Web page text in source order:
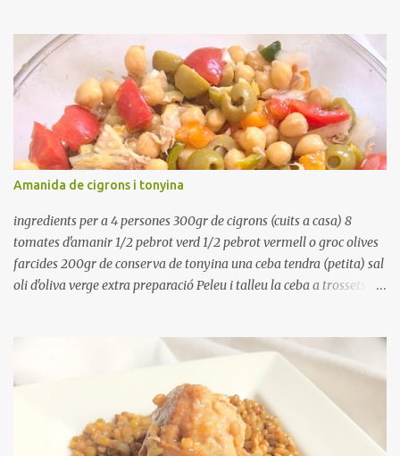
quan arrenca el bull, canvieu l'aigua bullint, per aigua freda,
repetiu dues o tres vegades, abaixeu el foc i atureu la ebullició, dues
o tres vegades afegint aigua freda, han de coure a foc baix, quasi
be, sense bullir i sempre sempre, amb l'olla tapada, entre 1 hora i 1
hora i mitja. Saleu 10 minuts abans de retirar del foc. Heu de veure
vosaltres el moment en que ja estan cuites. Anotacions Deixeu
refredar en la mateixa olla. El caldo de coure els fesols, es pot
utilitzar per una crema o sopa. Ingredientes judias -agua -sal
Preparación Ponga las judías a r...
Amanida de cigrons i tonyina
ingredients per a 4 persones 300gr de cigrons (cuits a casa) 8
tomates d'amanir 1/2 pebrot verd 1/2 pebrot vermell o groc olives
farcides 200gr de conserva de tonyina una ceba tendra (petita) sal
oli d'oliva verge extra preparació Peleu i talleu la ceba a trossets i
Renteu les tomates i talleu-les a octaus. Talleu les olives a
rodanxes. Una hora abans de portar a la taula, poseu els cigrons,
ben escorreguts, en un bol, amb la resta d'ingredients: les tomates,
el pebrot, la ceba, (escorreguda), les olives i la tonyina esmicolada.
Amaniu amb sal i oli... bon profit!!